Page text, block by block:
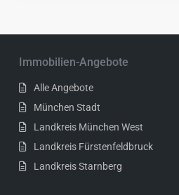
Immobilien-Angebote
Alle Angebote
München Stadt
Landkreis München West
Landkreis Fürstenfeldbruck
Landkreis Starnberg